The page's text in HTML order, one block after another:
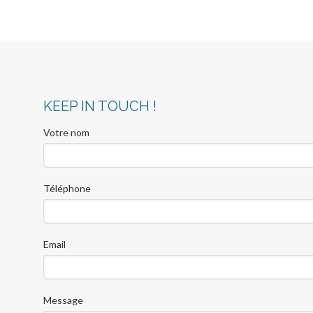
KEEP IN TOUCH !
Votre nom
Téléphone
Email
Message